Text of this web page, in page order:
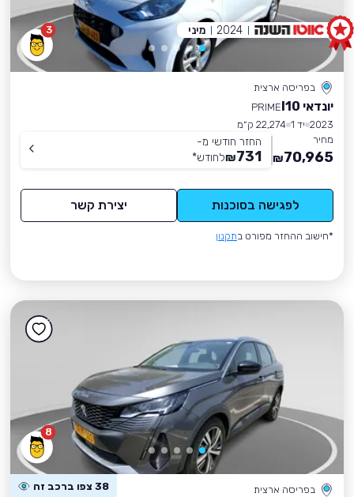
3
בפריסה ארצית
יונדאי I10
PRIME
2023 יד 1
22,274 ק״מ
מחיר
70,965
₪
החזר חודשי מ-
731
₪לחודש*
לפגישה בסוכנות יצירת קשר
*חישוב ההחזר מפורט בתקנון
2024 מיני
8
בפריסה ארצית 38 צפו ברכב זה